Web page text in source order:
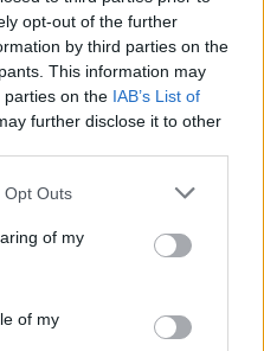
opt-out of the further
by third parties on the
This information may
parties on the IAB’s List of
further disclose it to other
Opt Outs
of my
of my